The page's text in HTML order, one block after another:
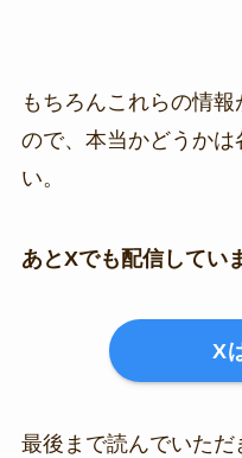
もちろんこれらの情
ので、本当かどうかは
い。
あとXでも配信してい
X
最後まで読んでいた